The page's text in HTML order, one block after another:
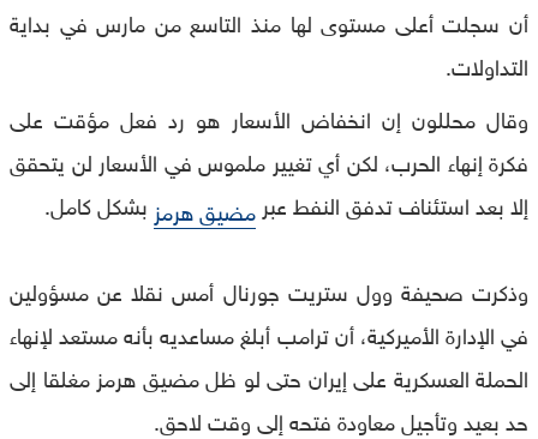
أن سجلت أعلى مستوى لها منذ التاسع من مارس في بداية
التداولات.
وقال محللون إن انخفاض الأسعار هو رد فعل مؤقت على
فكرة إنهاء الحرب، لكن أي تغيير ملموس في الأسعار لن يتحقق
إلا بعد استئناف تدفق النفط عبر مضيق هرمز بشكل كامل.
وذكرت صحيفة وول ستريت جورنال أمس نقلا عن مسؤولين
في الإدارة الأميركية، أن ترامب أبلغ مساعديه بأنه مستعد لإنهاء
الحملة العسكرية على إيران حتى لو ظل مضيق هرمز مغلقا إلى
حد بعيد وتأجيل معاودة فتحه إلى وقت لاحق.